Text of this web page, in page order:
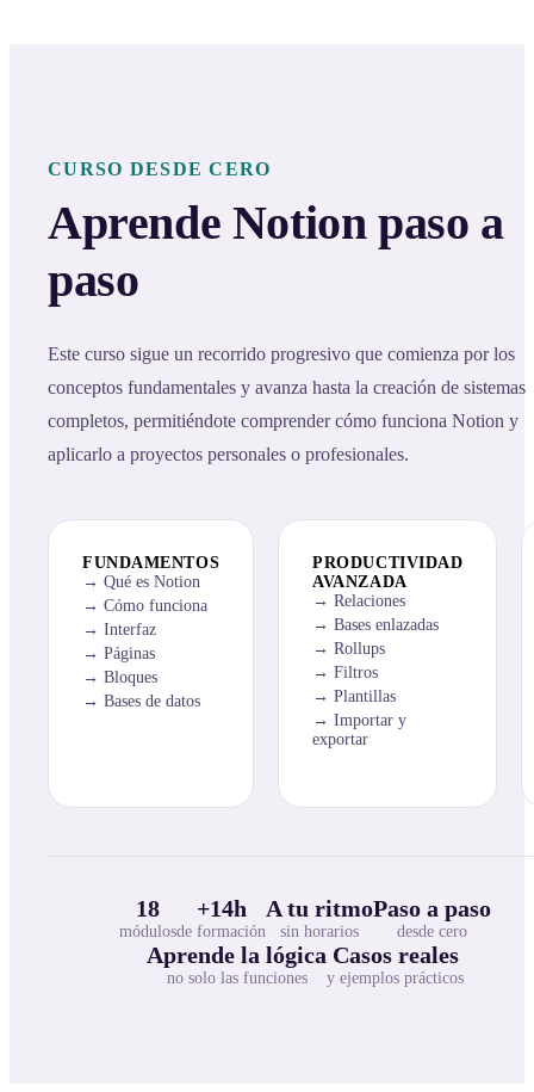
CURSO DESDE CERO
Aprende Notion paso a
paso
Este curso sigue un recorrido progresivo que comienza por los
conceptos fundamentales y avanza hasta la creación de sistemas
completos, permitiéndote comprender cómo funciona Notion y
aplicarlo a proyectos personales o profesionales.
FUNDAMENTOS
Qué es Notion
Cómo funciona
Interfaz
Páginas
Bloques
Bases de datos
PRODUCTIVIDAD
AVANZADA
Relaciones
Bases enlazadas
Rollups
Filtros
Plantillas
Importar y
exportar
18
módulos
+14h
de formación
A tu ritmo
sin horarios
Paso a paso
desde cero
Aprende la lógica
no solo las funciones
Casos reales
y ejemplos prácticos